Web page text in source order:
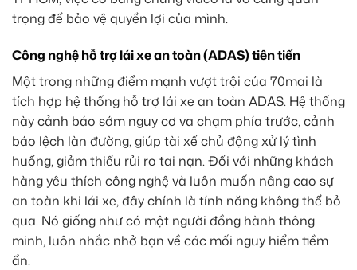
trọng để bảo vệ quyền lợi của mình.
Công nghệ hỗ trợ lái xe an toàn (ADAS) tiên tiến
Một trong những điểm mạnh vượt trội của 70mai là
tích hợp hệ thống hỗ trợ lái xe an toàn ADAS. Hệ thống
này cảnh báo sớm nguy cơ va chạm phía trước, cảnh
báo lệch làn đường, giúp tài xế chủ động xử lý tình
huống, giảm thiểu rủi ro tai nạn. Đối với những khách
hàng yêu thích công nghệ và luôn muốn nâng cao sự
an toàn khi lái xe, đây chính là tính năng không thể bỏ
qua. Nó giống như có một người đồng hành thông
minh, luôn nhắc nhở bạn về các mối nguy hiểm tiềm
ẩn.